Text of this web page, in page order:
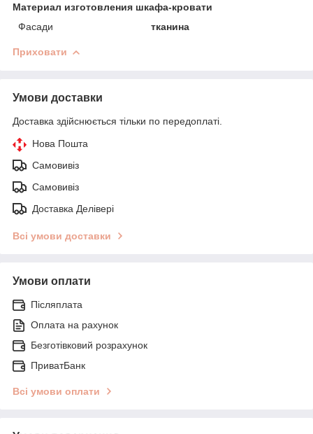
Материал изготовления шкафа-кровати
Фасади
тканина
Приховати
Умови доставки
Доставка здійснюється тільки по передоплаті.
Нова Пошта
Самовивіз
Самовивіз
Доставка Делівері
Всі умови доставки
Умови оплати
Післяплата
Оплата на рахунок
Безготівковий розрахунок
ПриватБанк
Всі умови оплати